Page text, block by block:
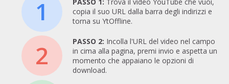
1
copia il suo URL dalla barra degli indirizzi e
torna su YtOffline.
2 PASSO 2: Incolla l'URL del video nel campo
in cima alla pagina, premi invio e aspetta un
momento che appaiano le opzioni di
download.